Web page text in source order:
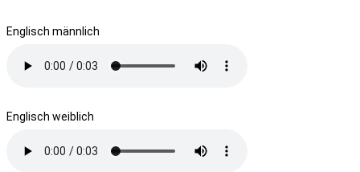
Englisch männlich
Englisch weiblich